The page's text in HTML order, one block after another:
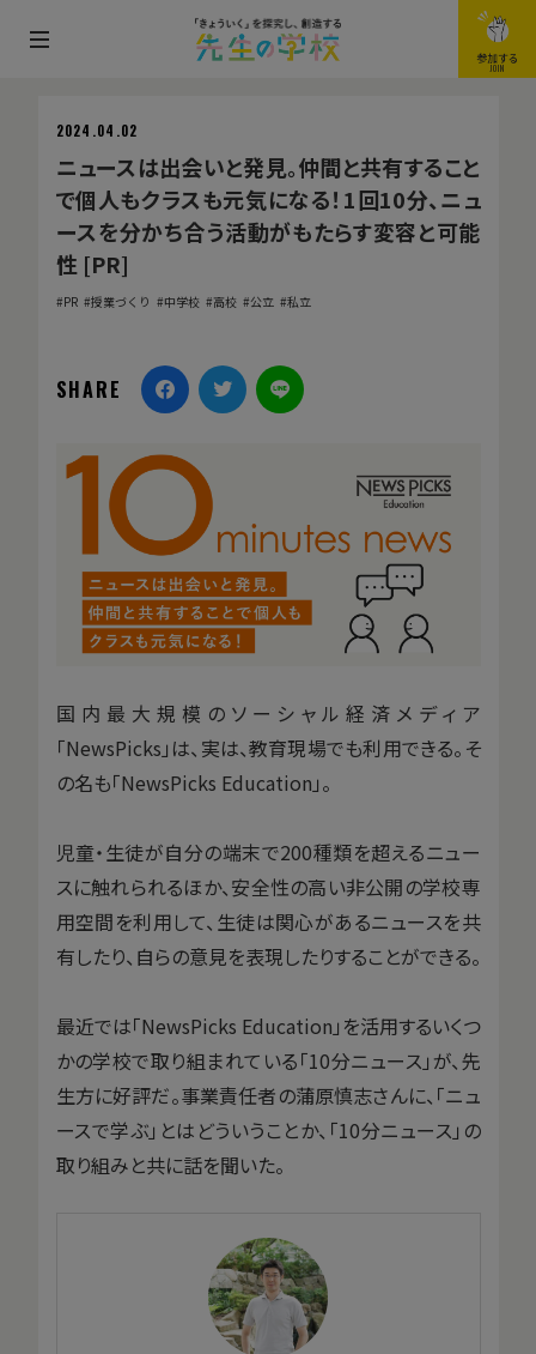
メ
参加する
JOIN
2024.04.02
ニュースは出会いと発見。仲間と共有すること
で個人もクラスも元気になる！1回10分、ニュ
ースを分かち合う活動がもたらす変容と可能
性 [PR]
PR 授業づくり 中学校 高校 公立 私立
SHARE
国内最大規模のソーシャル経済メディア
「NewsPicks」は、実は、教育現場でも利用できる。そ
の名も「NewsPicks Education」。
児童・生徒が自分の端末で200種類を超えるニュー
スに触れられるほか、安全性の高い非公開の学校専
用空間を利用して、生徒は関心があるニュースを共
有したり、自らの意見を表現したりすることができる。
最近では「NewsPicks Education」を活用するいくつ
かの学校で取り組まれている「10分ニュース」が、先
生方に好評だ。事業責任者の蒲原慎志さんに、「ニュ
ースで学ぶ」とはどういうことか、「10分ニュース」の
取り組みと共に話を聞いた。